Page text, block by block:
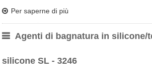
Per saperne di più
Agenti di bagnatura in silicone/
silicone SL - 3246